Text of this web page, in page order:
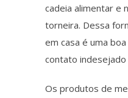
cadeia alimentar e
torneira. Dessa
em casa é uma
contato
Os produtos de